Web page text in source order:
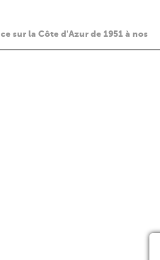
sur la Côte d'Azur de 1951 à nos